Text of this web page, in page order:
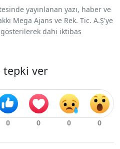
yayınlanan yazı, haber ve
Mega Ajans ve Rek. Tic. A.Ş'ye
dahi iktibas
tepki ver